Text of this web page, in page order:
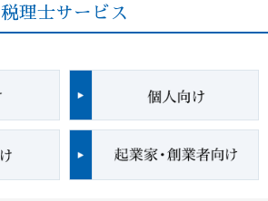
税理士サービス